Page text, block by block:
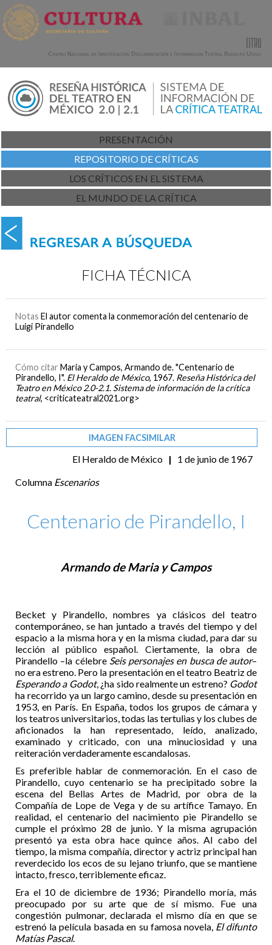
PRESENTACIÓN
REPOSITORIO DE CRÍTICAS
LOS CRÍTICOS EN EL SISTEMA
EL MUNDO DE LA CRÍTICA
FICHA TÉCNICA
Notas El autor comenta la conmemoración del centenario de
Luigi Pirandello
Cómo citar Maria y Campos, Armando de. "Centenario de
Pirandello, I". El Heraldo de México, 1967. Reseña Histórica del
Teatro en México 2.0-2.1. Sistema de información de la crítica
teatral, <criticateatral2021.org>
IMAGEN FACSIMILAR
El Heraldo de México |
1 de junio de 1967
Columna Escenarios
Centenario de Pirandello, I
Armando de Maria y Campos
Becket y Pirandello, nombres ya clásicos del teatro
contemporáneo, se han juntado a través del tiempo y del
espacio a la misma hora y en la misma ciudad, para dar su
lección al público español. Ciertamente, la obra de
Pirandello –la célebre Seis personajes en busca de autor–
no era estreno. Pero la presentación en el teatro Beatriz de
Esperando a Godot, ¿ha sido realmente un estreno? Godot
ha recorrido ya un largo camino, desde su presentación en
1953, en París. En España, todos los grupos de cámara y
los teatros universitarios, todas las tertulias y los clubes de
aficionados la han representado, leído, analizado,
examinado y criticado, con una minuciosidad y una
reiteración verdaderamente escandalosas.
Es preferible hablar de conmemoración. En el caso de
Pirandello, cuyo centenario se ha precipitado sobre la
escena del Bellas Artes de Madrid, por obra de la
Compañía de Lope de Vega y de su artífice Tamayo. En
realidad, el centenario del nacimiento pie Pirandello se
cumple el próximo 28 de junio. Y la misma agrupación
presentó ya esta obra hace quince años. Al cabo del
tiempo, la misma compañía, director y actriz principal han
reverdecido los ecos de su lejano triunfo, que se mantiene
intacto, fresco, terriblemente eficaz.
Era el 10 de diciembre de 1936; Pirandello moría, más
preocupado por su arte que de sí mismo. Fue una
congestión pulmonar, declarada el mismo día en que se
estrenó la película basada en su famosa novela, El difunto
Matías Pascal.